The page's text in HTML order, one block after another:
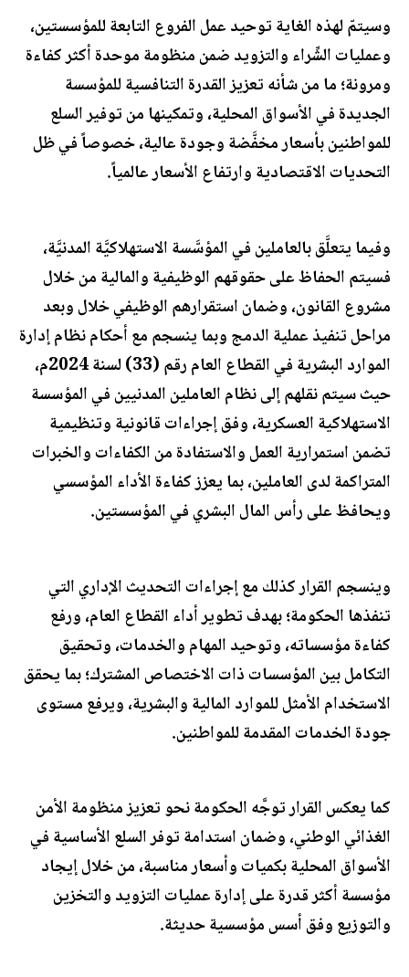
وسيتمّ لهذه الغاية توحيد عمل الفروع التابعة للمؤسستين،
وعمليات الشِّراء والتزويد ضمن منظومة موحدة أكثر كفاءة
ومرونة؛ ما من شأنه تعزيز القدرة التنافسية للمؤسسة
الجديدة في الأسواق المحلية، وتمكينها من توفير السلع
للمواطنين بأسعار مخفَّضة وجودة عالية، خصوصاً في ظل
التحديات الاقتصادية وارتفاع الأسعار عالمياً.
وفيما يتعلَّق بالعاملين في المؤسَّسة الاستهلاكيَّة المدنيَّة،
فسيتم الحفاظ على حقوقهم الوظيفية والمالية من خلال
مشروع القانون، وضمان استقرارهم الوظيفي خلال وبعد
مراحل تنفيذ عملية الدمج وبما ينسجم مع أحكام نظام إدارة
الموارد البشرية في القطاع العام رقم (33) لسنة 2024م،
حيث سيتم نقلهم إلى نظام العاملين المدنيين في المؤسسة
الاستهلاكية العسكرية، وفق إجراءات قانونية وتنظيمية
تضمن استمرارية العمل والاستفادة من الكفاءات والخبرات
المتراكمة لدى العاملين، بما يعزز كفاءة الأداء المؤسسي
ويحافظ على رأس المال البشري في المؤسستين.
وينسجم القرار كذلك مع إجراءات التحديث الإداري التي
تنفذها الحكومة؛ بهدف تطوير أداء القطاع العام، ورفع
كفاءة مؤسساته، وتوحيد المهام والخدمات، وتحقيق
التكامل بين المؤسسات ذات الاختصاص المشترك؛ بما يحقق
الاستخدام الأمثل للموارد المالية والبشرية، ويرفع مستوى
جودة الخدمات المقدمة للمواطنين.
كما يعكس القرار توجَّه الحكومة نحو تعزيز منظومة الأمن
الغذائي الوطني، وضمان استدامة توفر السلع الأساسية في
الأسواق المحلية بكميات وأسعار مناسبة، من خلال إيجاد
مؤسسة أكثر قدرة على إدارة عمليات التزويد والتخزين
والتوزيع وفق أسس مؤسسية حديثة.